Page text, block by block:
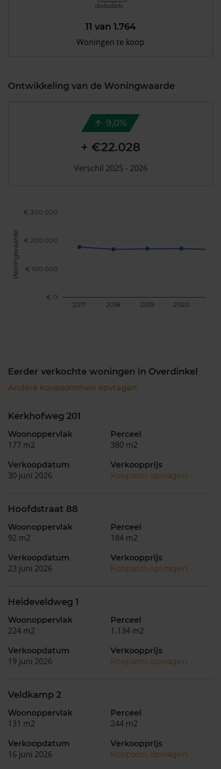
11 van 1.764
Woningen te koop
Ontwikkeling van de Woningwaarde
2017 2018 2019 2020
€ 0
€ 100.000
€ 200.000
€ 300.000
Woningwaarde
9,0%
+ €22.028
Verschil 2025 - 2026
Eerder verkochte woningen in Overdinkel
Andere koopsommen opvragen
Kerkhofweg 201
Woonoppervlak
177 m2
Perceel
380 m2
Verkoopdatum
30 juni 2026
Verkoopprijs
Koopsom opvragen
Hoofdstraat 88
Woonoppervlak
92 m2
Perceel
184 m2
Verkoopdatum
23 juni 2026
Verkoopprijs
Koopsom opvragen
Heideveldweg 1
Woonoppervlak
224 m2
Perceel
1.134 m2
Verkoopdatum
19 juni 2026
Verkoopprijs
Koopsom opvragen
Veldkamp 2
Woonoppervlak
131 m2
Perceel
244 m2
Verkoopdatum
16 juni 2026
Verkoopprijs
Koopsom opvragen